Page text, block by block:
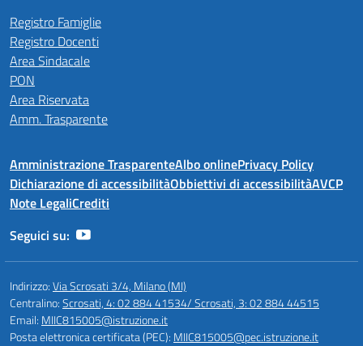
Registro Famiglie
Registro Docenti
Area Sindacale
PON
Area Riservata
Amm. Trasparente
Amministrazione TrasparenteAlbo onlinePrivacy Policy
Dichiarazione di accessibilitàObbiettivi di accessibilitàAVCP
Note LegaliCrediti
Seguici su:
Indirizzo:Via Scrosati 3/4, Milano (MI)
Centralino:Scrosati, 4: 02 884 41534/ Scrosati, 3: 02 884 44515
Email: MIIC815005@istruzione.it
Posta elettronica certificata (PEC): MIIC815005@pec.istruzione.it